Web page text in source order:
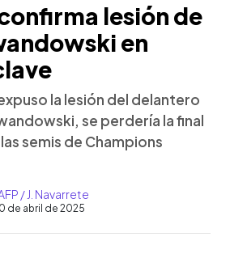
lesión de
en
la lesión del delantero
se perdería la final
semis de Champions
/ J. Navarrete
de abril de 2025